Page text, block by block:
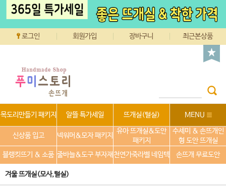
로그인 회원가입 장바구니 최근본상품
목도리만들기 패키지 알뜰 특가세일 뜨개실(털실) MENU
신상품 입고 넥워머&모자 패키지
유아 뜨개실&도안
패키지
수세미 & 손뜨개인
형 도안 뜨개실
블랭킷뜨기 & 소품 줄바늘&도구 부자재 천연가죽라벨 네임텍 손뜨개 무료도안
겨울 뜨개실(모사,털실)